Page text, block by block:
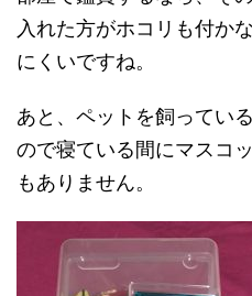
入れた方がホコリも付か
にくいですね。
あと、ペットを飼ってい
ので寝ている間にマスコ
もありません。